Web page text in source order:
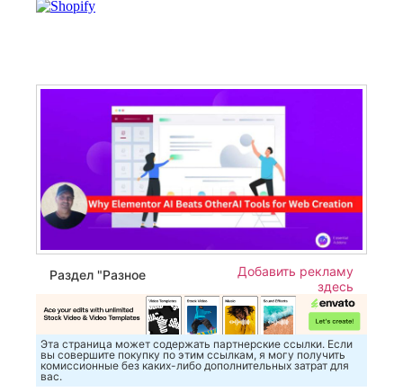
Раздел "Разное
Добавить рекламу
здесь
Эта страница может содержать партнерские ссылки. Если
вы совершите покупку по этим ссылкам, я могу получить
комиссионные без каких-либо дополнительных затрат для
вас.